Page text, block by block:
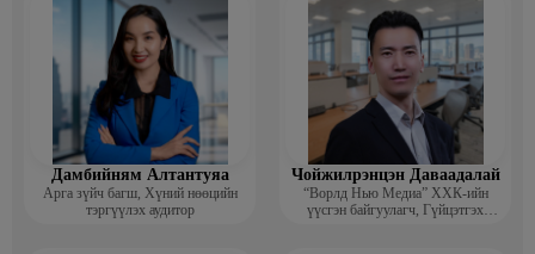
Дамбийням Алтантуяа
Арга зүйч багш, Хүний нөөцийн
тэргүүлэх аудитор
Чойжилрэнцэн Даваадалай
“Ворлд Нью Медиа” ХХК-ийн
үүсгэн байгуулагч, Гүйцэтгэх